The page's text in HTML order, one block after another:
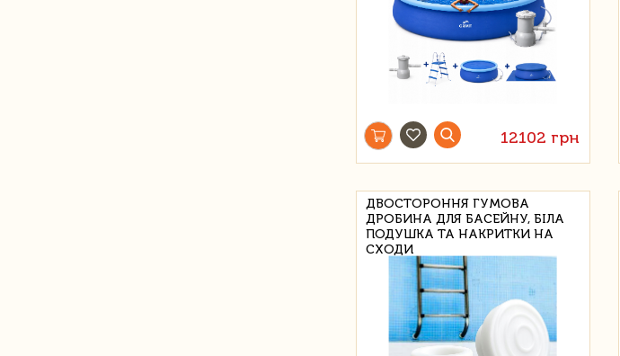
12102 грн
ДВОСТОРОННЯ ГУМОВА
ДРОБИНА ДЛЯ БАСЕЙНУ, БІЛА
ПОДУШКА ТА НАКРИТКИ НА
СХОДИ